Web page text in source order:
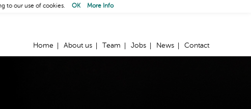
Home About us Team Jobs News Contact
to our use of cookies. OK More Info